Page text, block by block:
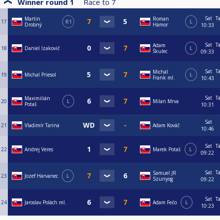
Winner round 1 Race to 7
17
Martin
Drobný
R1
Roman
Hámor
L
Sat
10:33
18 Daniel Izakovič
Adam
Škulec
L
Sat
09:33
19 Michal Priesol
Michal
Frank ml.
L
Sat
10:43
20
Maximilián
Potaš
L Milan Mrva
Sat
10:31
21 Vladimír Tarina Adam Kováč
Sat
10:46
22 Andrej Veres Marek Potaš L
Sat
09:22
23 Jozef Harvanec L
Samuel JR
Szunyog
Sat
09:22
24 Jaroslav Polách ml. Adam Fečo L
Sat
10:23